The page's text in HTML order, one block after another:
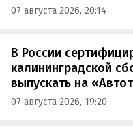
07 августа 2026, 20:14
В России
калининградской
выпускать на
07 августа 2026, 19:20